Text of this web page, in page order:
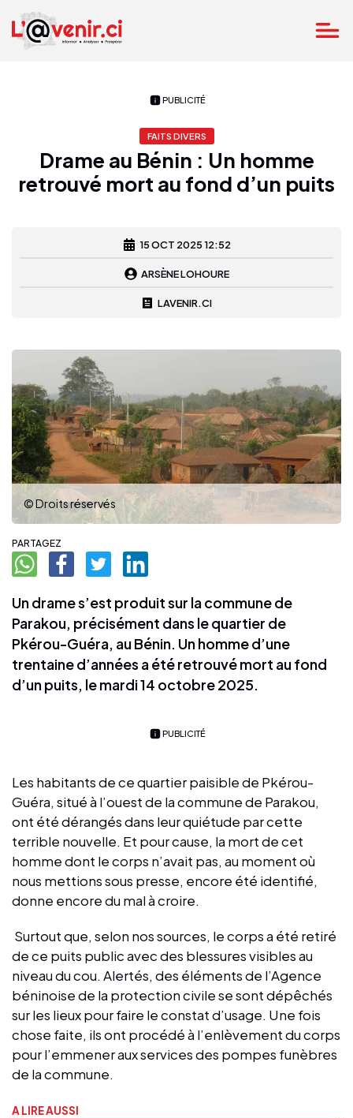
PUBLICITÉ
FAITS DIVERS
Drame au Bénin : Un homme
retrouvé mort au fond d’un puits
15 OCT 2025 12:52
ARSÈNE LOHOURE
LAVENIR.CI
© Droits réservés
PARTAGEZ
Un drame s’est produit sur la commune de
Parakou, précisément dans le quartier de
Pkérou-Guéra, au Bénin. Un homme d’une
trentaine d’années a été retrouvé mort au fond
d’un puits, le mardi 14 octobre 2025.
PUBLICITÉ
Les habitants de ce quartier paisible de Pkérou-
Guéra, situé à l’ouest de la commune de Parakou,
ont été dérangés dans leur quiétude par cette
terrible nouvelle. Et pour cause, la mort de cet
homme dont le corps n’avait pas, au moment où
nous mettions sous presse, encore été identifié,
donne encore du mal à croire.
Surtout que, selon nos sources, le corps a été retiré
de ce puits public avec des blessures visibles au
niveau du cou. Alertés, des éléments de l’Agence
béninoise de la protection civile se sont dépêchés
sur les lieux pour faire le constat d’usage. Une fois
chose faite, ils ont procédé à l’enlèvement du corps
pour l’emmener aux services des pompes funèbres
de la commune.
A LIRE AUSSI